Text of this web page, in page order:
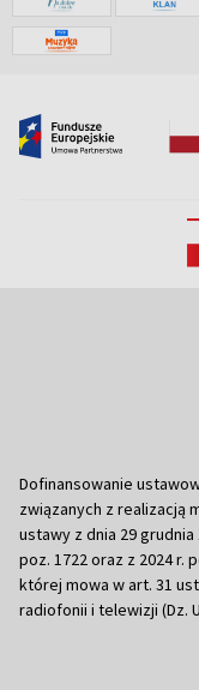
Dofinansowanie
związanych z realizacją
ustawy z dnia 29 grudnia
poz. 1722 oraz z 2024 r.
której mowa w art. 31
radiofonii i telewizji (Dz.